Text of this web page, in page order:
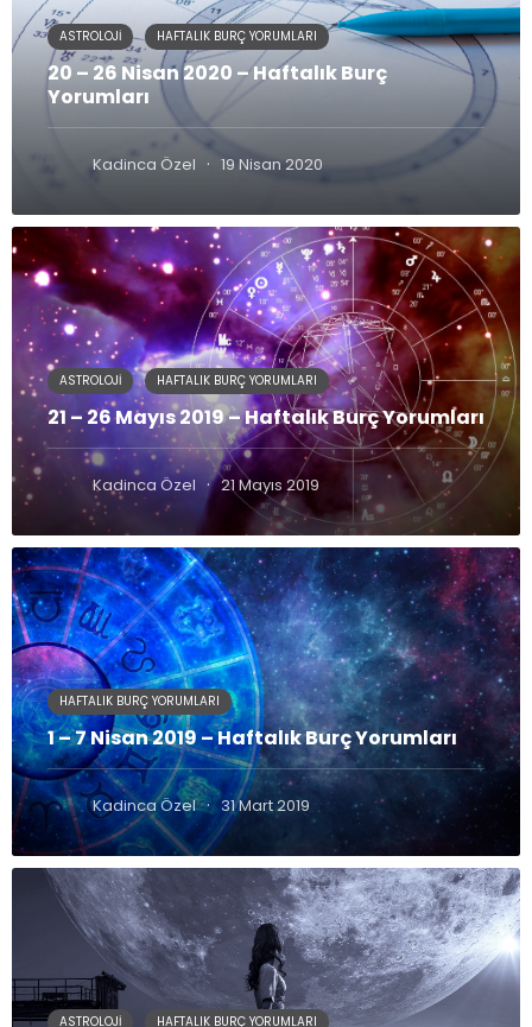
ASTROLOJI HAFTALIK BURÇ YORUMLARI
20 – 26 Nisan 2020 – Haftalık Burç
Yorumları
Kadinca Özel · 19 Nisan 2020
ASTROLOJI HAFTALIK BURÇ YORUMLARI
21 – 26 Mayıs 2019 – Haftalık Burç Yorumları
Kadinca Özel · 21 Mayıs 2019
HAFTALIK BURÇ YORUMLARI
1 – 7 Nisan 2019 – Haftalık Burç Yorumları
Kadinca Özel · 31 Mart 2019
ASTROLOJI HAFTALIK BURÇ YORUMLARI